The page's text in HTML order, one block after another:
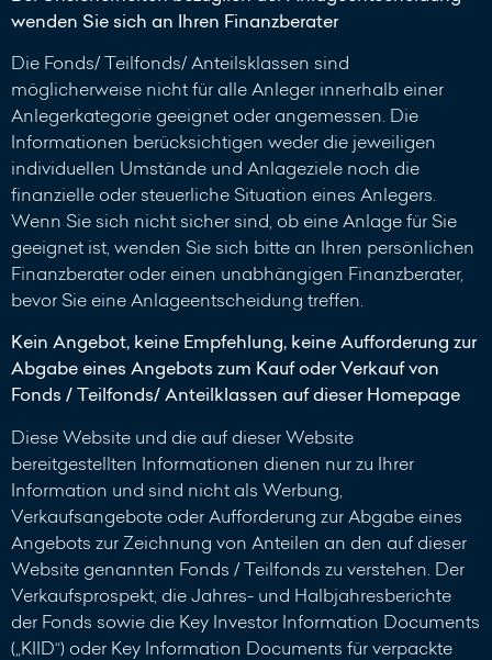
wenden Sie sich an Ihren Finanzberater
Die Fonds/ Teilfonds/ Anteilsklassen sind
möglicherweise nicht für alle Anleger innerhalb einer
Anlegerkategorie geeignet oder angemessen. Die
Informationen berücksichtigen weder die jeweiligen
individuellen Umstände und Anlageziele noch die
finanzielle oder steuerliche Situation eines Anlegers.
Wenn Sie sich nicht sicher sind, ob eine Anlage für Sie
geeignet ist, wenden Sie sich bitte an Ihren persönlichen
Finanzberater oder einen unabhängigen Finanzberater,
bevor Sie eine Anlageentscheidung treffen.
Kein Angebot, keine Empfehlung, keine Aufforderung zur
Abgabe eines Angebots zum Kauf oder Verkauf von
Fonds / Teilfonds/ Anteilklassen auf dieser Homepage
Diese Website und die auf dieser Website
bereitgestellten Informationen dienen nur zu Ihrer
Information und sind nicht als Werbung,
Verkaufsangebote oder Aufforderung zur Abgabe eines
Angebots zur Zeichnung von Anteilen an den auf dieser
Website genannten Fonds / Teilfonds zu verstehen. Der
Verkaufsprospekt, die Jahres- und Halbjahresberichte
der Fonds sowie die Key Investor Information Documents
(„KIID“) oder Key Information Documents für verpackte